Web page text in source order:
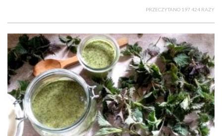
PRZECZYTANO 197 424 RAZY